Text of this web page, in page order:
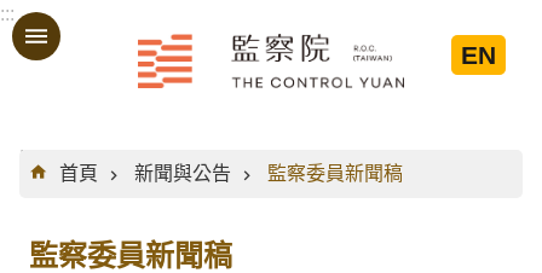
跳到主要內容區塊
:::
EN
:::
首頁
新聞與公告 監察委員新聞稿
監察委員新聞稿